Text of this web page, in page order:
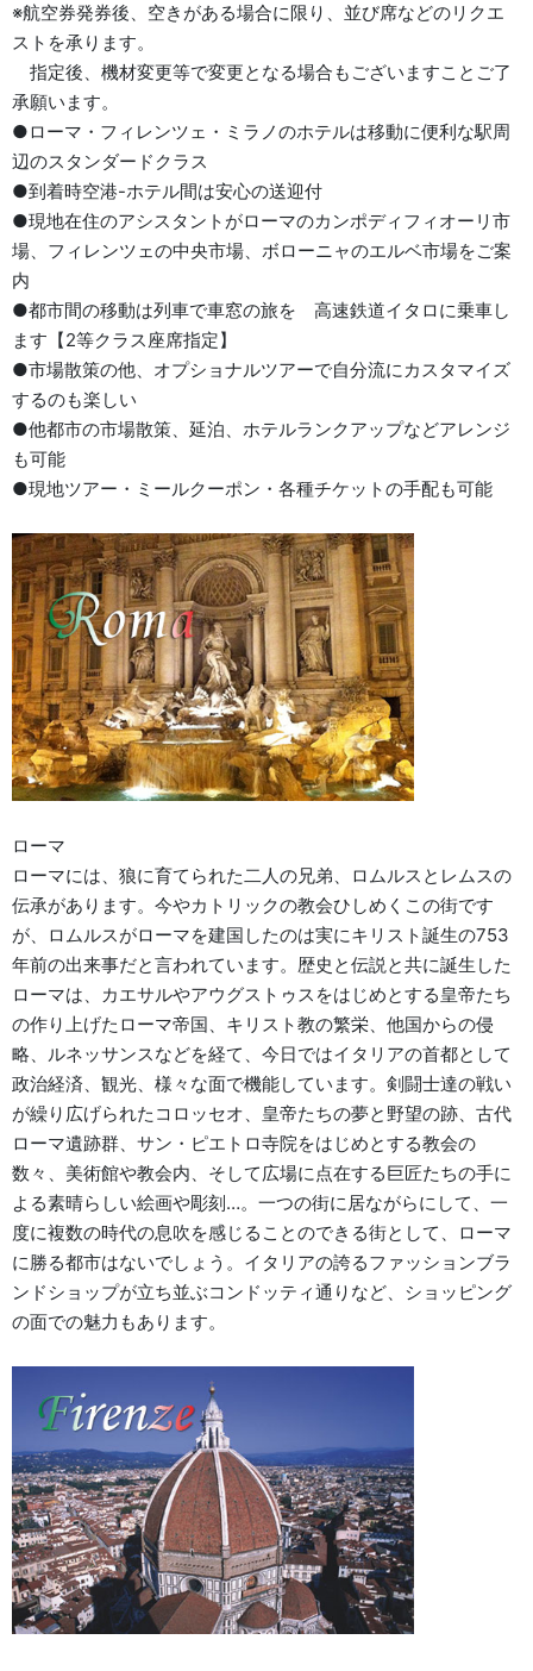
※航空券発券後、空きがある場合に限り、並び席などのリクエ
ストを承ります。
指定後、機材変更等で変更となる場合もございますことご了
承願います。
●ローマ・フィレンツェ・ミラノのホテルは移動に便利な駅周
辺のスタンダードクラス
●到着時空港-ホテル間は安心の送迎付
●現地在住のアシスタントがローマのカンポディフィオーリ市
場、フィレンツェの中央市場、ボローニャのエルベ市場をご案
内
●都市間の移動は列車で車窓の旅を 高速鉄道イタロに乗車し
ます【2等クラス座席指定】
●市場散策の他、オプショナルツアーで自分流にカスタマイズ
するのも楽しい
●他都市の市場散策、延泊、ホテルランクアップなどアレンジ
も可能
●現地ツアー・ミールクーポン・各種チケットの手配も可能
ローマ
ローマには、狼に育てられた二人の兄弟、ロムルスとレムスの
伝承があります。今やカトリックの教会ひしめくこの街です
が、ロムルスがローマを建国したのは実にキリスト誕生の753
年前の出来事だと言われています。歴史と伝説と共に誕生した
ローマは、カエサルやアウグストゥスをはじめとする皇帝たち
の作り上げたローマ帝国、キリスト教の繁栄、他国からの侵
略、ルネッサンスなどを経て、今日ではイタリアの首都として
政治経済、観光、様々な面で機能しています。剣闘士達の戦い
が繰り広げられたコロッセオ、皇帝たちの夢と野望の跡、古代
ローマ遺跡群、サン・ピエトロ寺院をはじめとする教会の
数々、美術館や教会内、そして広場に点在する巨匠たちの手に
よる素晴らしい絵画や彫刻…。一つの街に居ながらにして、一
度に複数の時代の息吹を感じることのできる街として、ローマ
に勝る都市はないでしょう。イタリアの誇るファッションブラ
ンドショップが立ち並ぶコンドッティ通りなど、ショッピング
の面での魅力もあります。